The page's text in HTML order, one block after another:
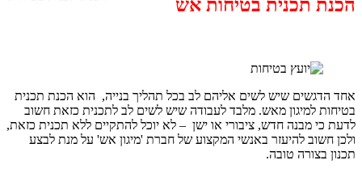
הכנת תכנית בטיחות אש
אחד הדגשים שיש לשים אליהם לב בכל תהליך בנייה, הוא הכנת תכנית
בטיחות למיגון מאש. מלבד לעבודה שיש לשים לב לתכנית כזאת חשוב
לדעת כי מבנה חדש, ציבורי או ישן – לא יוכל להתקיים ללא תכנית כזאת,
ולכן חשוב להיעזר באנשי המקצוע של חברת 'מיגון אש' על מנת לבצע
תכנון בצורה טובה.